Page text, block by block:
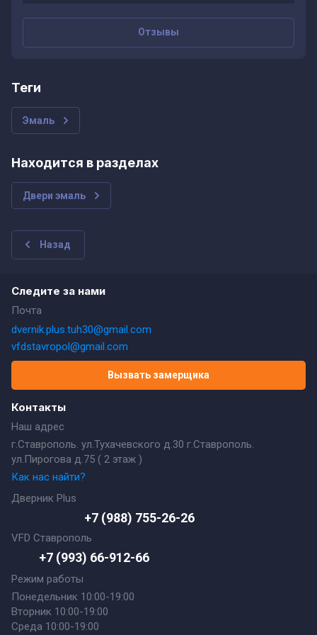
Отзывы
теги
Эмаль
Находится в разделах
Двери эмаль
Назад
Контакты
Наш адрес
г.Ставрополь. ул.Тухачевского д.30 г.Ставрополь.
ул.Пирогова д.75 ( 2 этаж )
Как нас найти?
Дверник Plus
+7 (988) 755-26-26
VFD Ставрополь
+7 (993) 66-912-66
Режим работы
Понедельник 10:00-19:00
Вторник 10:00-19:00
Среда 10:00-19:00
Следите за нами
Почта
dvernik.plus.tuh30@gmail.com
vfdstavropol@gmail.com
Вызвать замерщика